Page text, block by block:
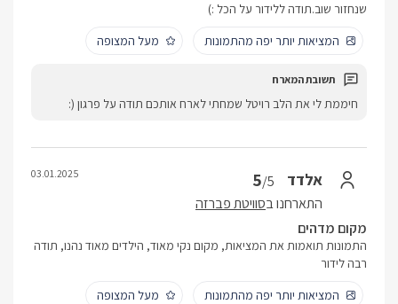
שנחזור שוב.תודה ללידור על הכל :)
המציאות יותר יפה מהתמונות
מעל המצופה
חיממת לי את הלב רויטל שמחתי לארח אותכם תודה על פרגון (:
אלדד 5/5
התארחנו בסוויטת פברזה
03.01.2025
מקום מדהים
התמונות תואמות את המציאות, מקום נקי מאוד, הילדים מאוד נהנו, תודה
רבה לידור
המציאות יותר יפה מהתמונות
מעל המצופה